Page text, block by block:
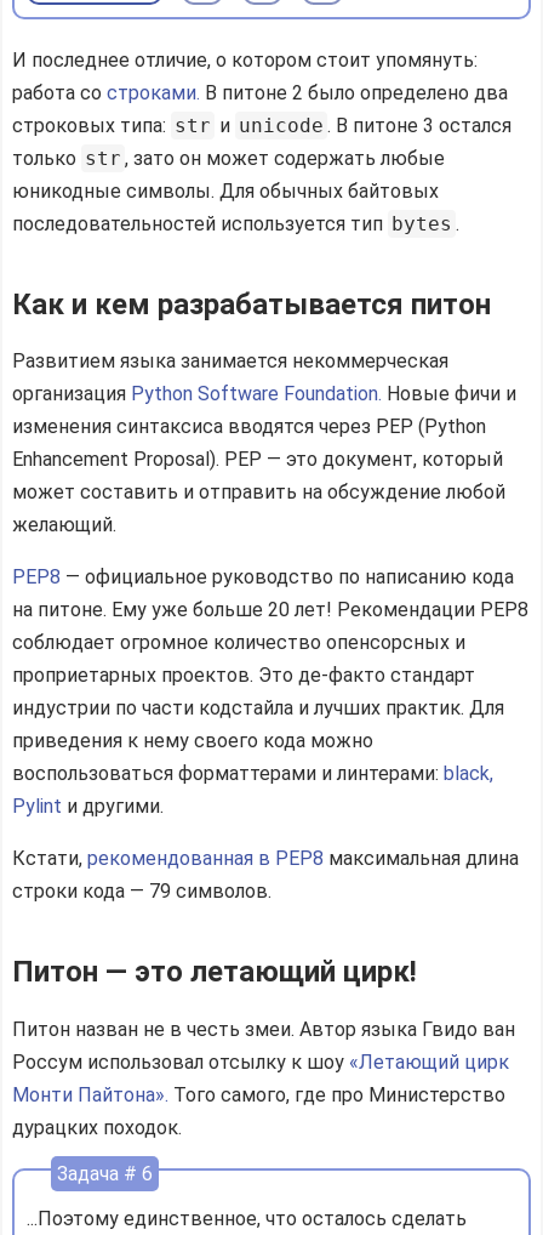
И последнее отличие, о котором стоит упомянуть:
работа со строками. В питоне 2 было определено два
строковых типа: str и unicode . В питоне 3 остался
только str , зато он может содержать любые
юникодные символы. Для обычных байтовых
последовательностей используется тип bytes .
Как и кем разрабатывается питон
Развитием языка занимается некоммерческая
организация Python Software Foundation. Новые фичи и
изменения синтаксиса вводятся через PEP (Python
Enhancement Proposal). PEP — это документ, который
может составить и отправить на обсуждение любой
желающий.
PEP8 — официальное руководство по написанию кода
на питоне. Ему уже больше 20 лет! Рекомендации PEP8
соблюдает огромное количество опенсорсных и
проприетарных проектов. Это де-факто стандарт
индустрии по части кодстайла и лучших практик. Для
приведения к нему своего кода можно
воспользоваться форматтерами и линтерами: black,
Pylint и другими.
Кстати, рекомендованная в PEP8 максимальная длина
строки кода — 79 символов.
Питон — это летающий цирк!
Питон назван не в честь змеи. Автор языка Гвидо ван
Россум использовал отсылку к шоу «Летающий цирк
Монти Пайтона». Того самого, где про Министерство
дурацких походок.
...Поэтому единственное, что осталось сделать
Задача # 6